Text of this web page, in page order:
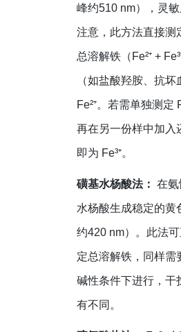
峰约510 nm），灵
注意，此方法直接测
总溶解铁（Fe²⁺ +
（如盐酸羟胺、抗坏
Fe²⁺。若需单独测定
再在另一份样中加入
即为 Fe³⁺。
磺基水杨酸法： 在氨
水杨酸生成稳定的黄
约420 nm）。此法可
定总溶解铁，同样需
碱性条件下进行，干
有不同。